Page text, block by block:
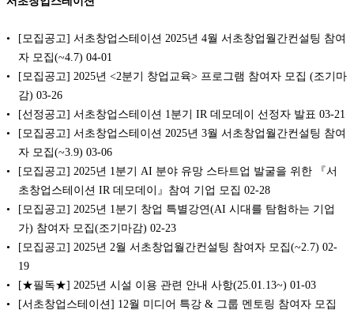
[모집공고] 서초창업스테이션 2025년 4월 서초창업월간컨설팅 참여
자 모집(~4.7) 04-01
[모집공고] 2025년 <2분기 창업교육> 프로그램 참여자 모집 (조기마
감) 03-26
[선정공고] 서초창업스테이션 1분기 IR 데모데이 선정자 발표 03-21
[모집공고] 서초창업스테이션 2025년 3월 서초창업월간컨설팅 참여
자 모집(~3.9) 03-06
[모집공고] 2025년 1분기 AI 분야 유망 스타트업 발굴을 위한 『서
초창업스테이션 IR 데모데이』참여 기업 모집 02-28
[모집공고] 2025년 1분기 창업 특별강연(AI 시대를 탐험하는 기업
가) 참여자 모집(조기마감) 02-23
[모집공고] 2025년 2월 서초창업월간컨설팅 참여자 모집(~2.7) 02-
19
[★필독★] 2025년 시설 이용 관련 안내 사항(25.01.13~) 01-03
[서초창업스테이션] 12월 미디어 특강 & 그룹 멘토링 참여자 모집